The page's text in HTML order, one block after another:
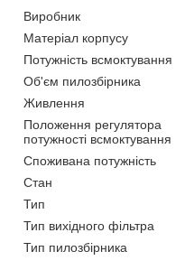
Виробник
Матеріал корпусу
Потужність всмоктування
Об'єм пилозбірника
Живлення
Положення регулятора
потужності всмоктування
Споживана потужність
Стан
Тип
Тип вихідного фільтра
Тип пилозбірника